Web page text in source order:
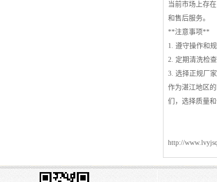
当前市场上存
和售后服务。
**注意事项**
1. 遵守操作和
2. 定期清洗检
3. 选择正规厂
作为湛江地区
们，选择质量和
http://